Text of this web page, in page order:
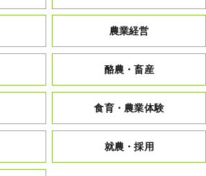
農業経営
酪農・畜産
食育・農業体験
就農・採用